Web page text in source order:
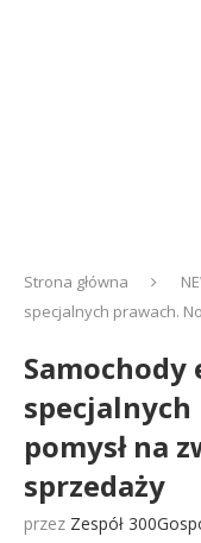
Strona główna
specjalnych prawach.
pomysł na
sprzedaży
przez Zespół